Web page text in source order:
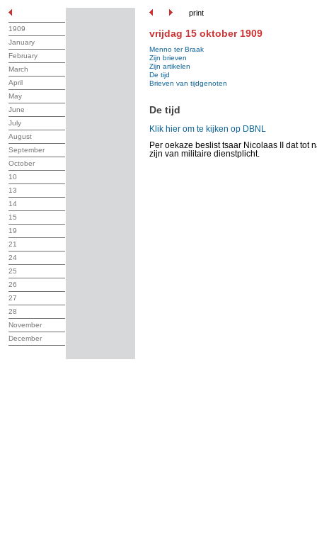
print
1909
January
February
March
April
May
June
July
August
September
October
10
13
14
15
19
21
24
25
26
27
28
November
December
vrijdag 15 oktober 1909
Menno ter Braak
Zijn brieven
Zijn artikelen
De tijd
Brieven van tijdgenoten
De tijd
Klik hier om te kijken op DBNL
Per oekaze beslist tsaar Nicolaas II dat tot
zijn van militaire dienstplicht.